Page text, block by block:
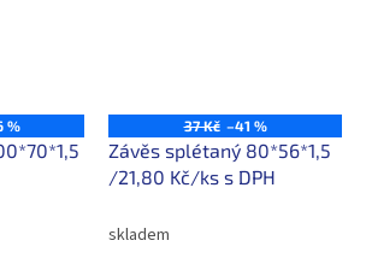
% 37 Kč –41 %
Závěs splétaný 80*56*1,5
/21,80 Kč/ks s DPH
skladem